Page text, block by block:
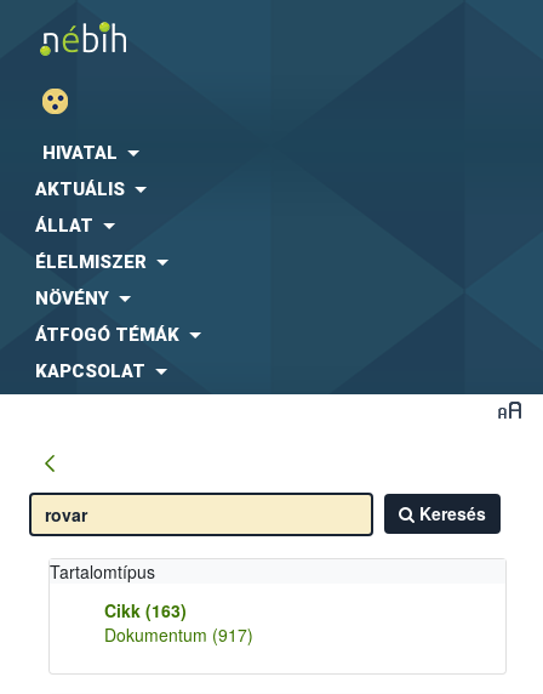
HIVATAL
AKTUÁLIS
ÁLLAT
ÉLELMISZER
NÖVÉNY
ÁTFOGÓ TÉMÁK
KAPCSOLAT
Keresés
Tartalomtípus
Cikk (163)
Dokumentum (917)